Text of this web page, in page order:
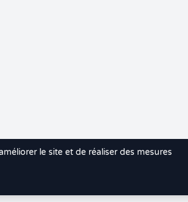
le site et de réaliser des mesures